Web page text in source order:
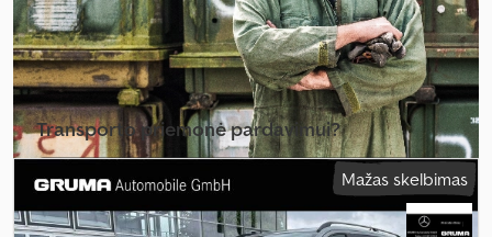
Transporto priemonė pardavimui?
Sukurti skelbimą Mažas skelbimas